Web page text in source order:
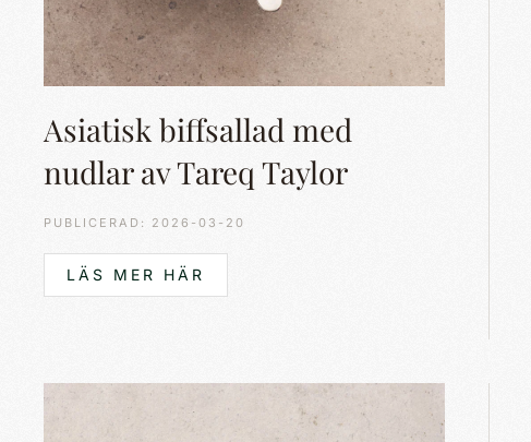
Asiatisk biffsallad med
nudlar av Tareq Taylor
PUBLICERAD: 2026-03-20
LÄS MER HÄR